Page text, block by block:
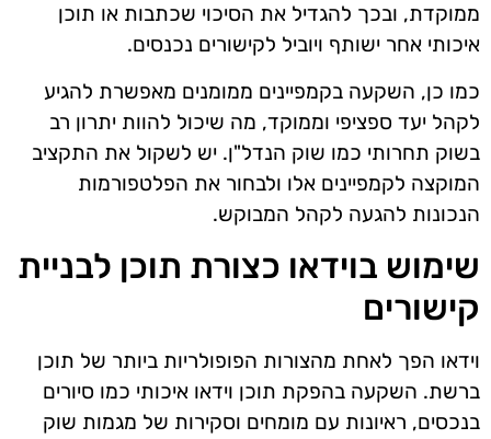
ממוקדת, ובכך להגדיל את הסיכוי שכתבות או תוכן
איכותי אחר ישותף ויוביל לקישורים נכנסים.
כמו כן, השקעה בקמפיינים ממומנים מאפשרת להגיע
לקהל יעד ספציפי וממוקד, מה שיכול להוות יתרון רב
בשוק תחרותי כמו שוק הנדל"ן. יש לשקול את התקציב
המוקצה לקמפיינים אלו ולבחור את הפלטפורמות
הנכונות להגעה לקהל המבוקש.
שימוש בוידאו כצורת תוכן לבניית
קישורים
וידאו הפך לאחת מהצורות הפופולריות ביותר של תוכן
ברשת. השקעה בהפקת תוכן וידאו איכותי כמו סיורים
בנכסים, ראיונות עם מומחים וסקירות של מגמות שוק